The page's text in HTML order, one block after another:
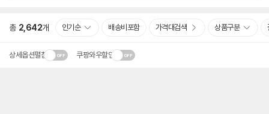
총 2,642개 인기순 배송비포함 가격대검색 상품구분
상세옵션펼침 쿠팡와우할인